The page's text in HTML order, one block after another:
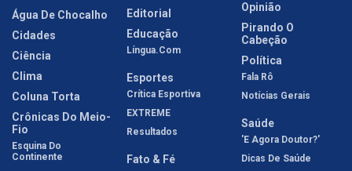
Água De Chocalho
Cidades
Ciência
Clima
Coluna Torta
Crônicas Do Meio-
Fio
Esquina Do
Continente
Editorial
Educação
Língua.com
Esportes
Crítica Esportiva
EXTREME
Resultados
Fato & Fé
Opinião
Pirando O
Cabeção
Política
Fala Rô
Notícias Gerais
Saúde
'E Agora Doutor?'
Dicas De Saúde